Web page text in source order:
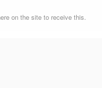
on the site to receive this.